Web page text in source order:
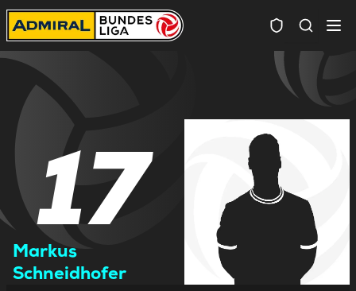
17
Markus
Schneidhofer